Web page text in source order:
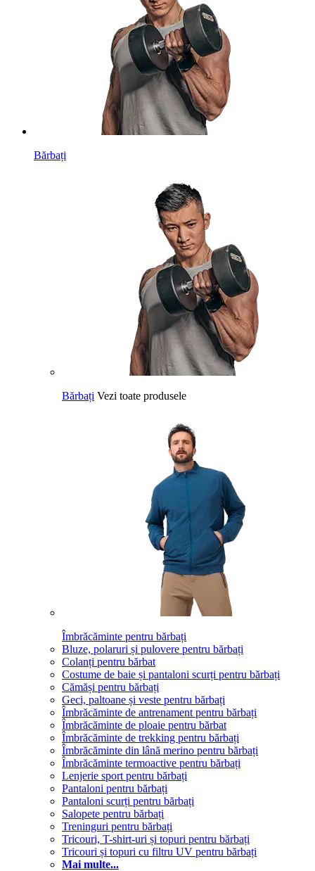
Bărbați
Bărbați Vezi toate produsele
Îmbrăcăminte pentru bărbați
Bluze, polaruri și pulovere pentru bărbați
Colanți pentru bărbat
Costume de baie și pantaloni scurți pentru bărbați
Cămăși pentru bărbați
Geci, paltoane și veste pentru bărbați
Îmbrăcăminte de antrenament pentru bărbați
Îmbrăcăminte de ploaie pentru bărbat
Îmbrăcăminte de trekking pentru bărbați
Îmbrăcăminte din lână merino pentru bărbați
Îmbrăcăminte termoactive pentru bărbați
Lenjerie sport pentru bărbați
Pantaloni pentru bărbați
Pantaloni scurți pentru bărbați
Salopete pentru bărbați
Treninguri pentru bărbați
Tricouri, T-shirt-uri și topuri pentru bărbați
Tricouri și topuri cu filtru UV pentru bărbați
Mai multe...